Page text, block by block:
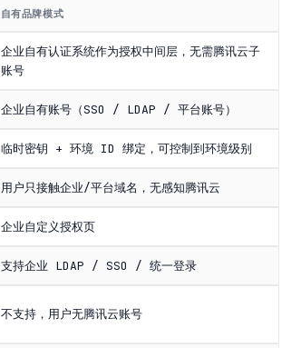
自有品牌模式
企业自有认证系统作为授权中间层，无需腾讯云子
账号
企业自有账号（SSO / LDAP / 平台账号）
临时密钥 + 环境 ID 绑定，可控制到环境级别
用户只接触企业/平台域名，无感知腾讯云
企业自定义授权页
支持企业 LDAP / SSO / 统一登录
不支持，用户无腾讯云账号